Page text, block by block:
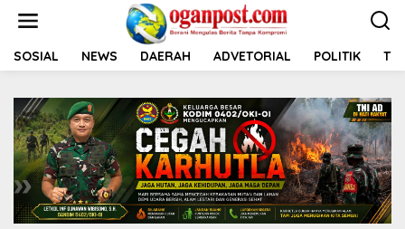
t
SOSIAL NEWS DAERAH ADVETORIAL POLITIK